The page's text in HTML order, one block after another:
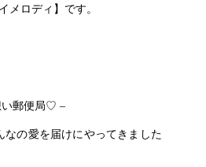
メロディ】です。
い郵便局♡ –
なの愛を届けにやってきました